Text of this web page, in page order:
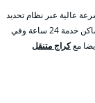
عالية عبر نظام تحديد
لكافة الأماكن خدمة 24 ساعة وفي
معكراج متنقل